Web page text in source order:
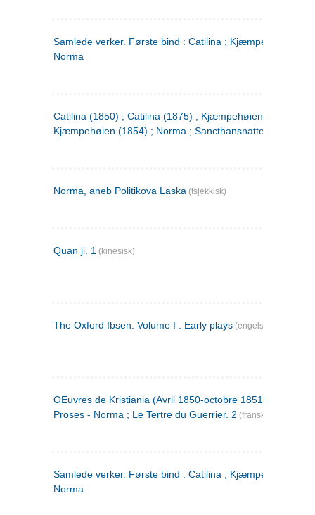
Samlede verker. Første bind : Catilina ; Kjæmpehøien ;
Norma
Catilina (1850) ; Catilina (1875) ; Kjæmpehøien (1850) ;
Kjæmpehøien (1854) ; Norma ; Sancthansnatten
Norma, aneb Politikova Laska (tsjekkisk)
Quan ji. 1 (kinesisk)
The Oxford Ibsen. Volume I : Early plays (engelsk)
OEuvres de Kristiania (Avril 1850-octobre 1851) : Poèmes
Proses - Norma ; Le Tertre du Guerrier. 2 (fransk)
Samlede verker. Første bind : Catilina ; Kjæmpehøien ;
Norma